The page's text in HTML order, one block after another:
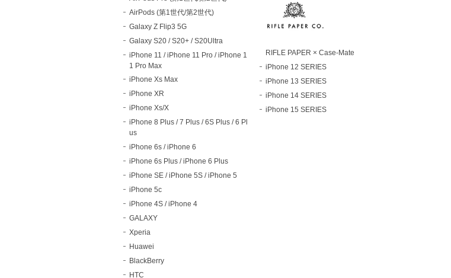
AirPods (第1世代/第2世代)
Galaxy Z Flip3 5G
Galaxy S20 / S20+ / S20Ultra
iPhone 11 / iPhone 11 Pro / iPhone 1
1 Pro Max
iPhone Xs Max
iPhone XR
iPhone Xs/X
iPhone 8 Plus / 7 Plus / 6S Plus / 6 Pl
us
iPhone 6s / iPhone 6
iPhone 6s Plus / iPhone 6 Plus
iPhone SE / iPhone 5S / iPhone 5
iPhone 5c
iPhone 4S / iPhone 4
GALAXY
Xperia
Huawei
BlackBerry
HTC
RIFLE PAPER × Case-Mate
iPhone 12 SERIES
iPhone 13 SERIES
iPhone 14 SERIES
iPhone 15 SERIES